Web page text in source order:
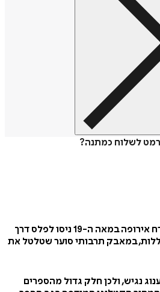
לשלוח כמתנה?
כיצד משכילים יהודים במזרח אירופה במאה ה-19 ניסו לפלס דרך
במאבק תרבותי סוער שטלטל את
נגיש, ולכן חלק גדול מהספרים